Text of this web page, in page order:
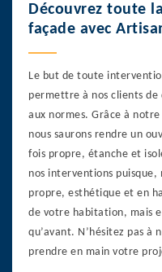
Découvrez toute
façade avec
Le but de toute
permettre à nos clients de
aux normes. Grâce à
nous saurons rendre un
fois propre, étanche et
nos interventions
propre, esthétique et en
de votre habitation, mais
qu’avant. N’hésitez pas à
prendre en main votre